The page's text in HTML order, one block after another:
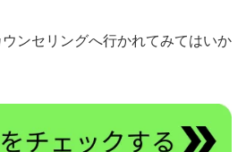
ンセリングへ行かれてみてはいか